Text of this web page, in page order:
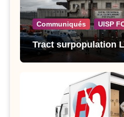
Communiqués UISP
Tract surpopulation